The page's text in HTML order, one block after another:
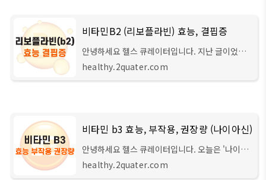
비타민B2 (리보플라빈) 효능, 결핍증
안녕하세요 헬스 큐레이터입니다. 지난 글이었던
비타민B1(티아민)에 이어서 오늘은 비타민B2(리
보플라빈)의 효능과 결핍증에 대하여 알아보려 합
healthy.2quater.com
비타민 b3 효능, 부작용, 권장량 (나이아신)
안녕하세요 헬스 큐레이터입니다. 오늘은 '나이아
신'이라고도 부르는 비타민b3 효능, 부작용, 권장
량에 대해서 자세히 알아보도록 하겠습니다. 비타
healthy.2quater.com